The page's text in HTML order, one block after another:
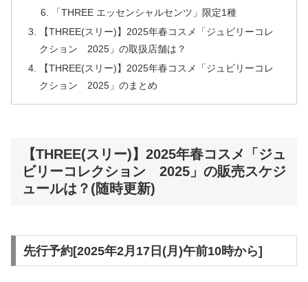
「THREE エッセンシャルセンツ」限定1種
【THREE(スリー)】2025年春コスメ「ジュビリーコレ
クション 2025」の取扱店舗は？
【THREE(スリー)】2025年春コスメ「ジュビリーコレ
クション 2025」のまとめ
【THREE(スリー)】2025年春コスメ「ジュ
ビリーコレクション 2025」の販売スケジ
ュールは？(随時更新)
先行予約[2025年2月17日(月)午前10時から]